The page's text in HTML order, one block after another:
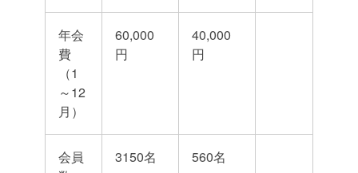
年会
費
（1
～12
月）
60,000
円
40,000
円
会員
3150名 560名